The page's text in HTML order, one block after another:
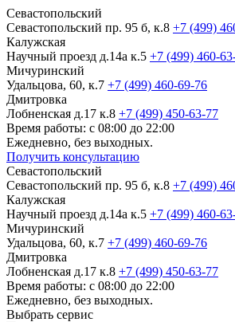
Севастопольский
Севастопольский пр. 95 б, к.8 +7 (499)
Калужская
Научный проезд д.14а к.5 +7 (499) 460-
Мичуринский
Удальцова, 60, к.7 +7 (499) 460-69-76
Дмитровка
Лобненская д.17 к.8 +7 (499) 450-63-77
Время работы: с 08:00 до 22:00
Ежедневно, без выходных.
Получить консультацию
Севастопольский
Севастопольский пр. 95 б, к.8 +7 (499)
Калужская
Научный проезд д.14а к.5 +7 (499) 460-
Мичуринский
Удальцова, 60, к.7 +7 (499) 460-69-76
Дмитровка
Лобненская д.17 к.8 +7 (499) 450-63-77
Время работы: с 08:00 до 22:00
Ежедневно, без выходных.
Выбрать сервис